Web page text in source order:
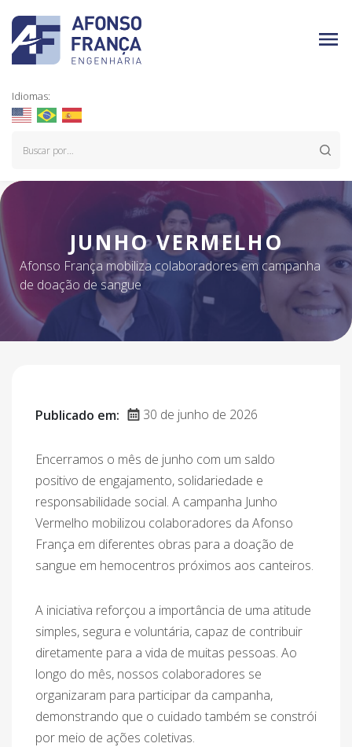
Idiomas:
JUNHO VERMELHO
Afonso França mobiliza colaboradores em campanha
de doação de sangue
Publicado em: 30 de junho de 2026
Encerramos o mês de junho com um saldo
positivo de engajamento, solidariedade e
responsabilidade social. A campanha Junho
Vermelho mobilizou colaboradores da Afonso
França em diferentes obras para a doação de
sangue em hemocentros próximos aos canteiros.
A iniciativa reforçou a importância de uma atitude
simples, segura e voluntária, capaz de contribuir
diretamente para a vida de muitas pessoas. Ao
longo do mês, nossos colaboradores se
organizaram para participar da campanha,
demonstrando que o cuidado também se constrói
por meio de ações coletivas.